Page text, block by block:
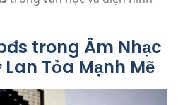
trong Âm Nhạc
Tỏa Mạnh Mẽ